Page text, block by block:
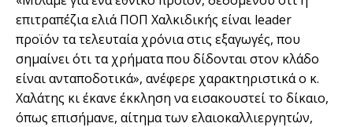
επιτραπέζια ελιά ΠΟΠ Χαλκιδικής είναι leader
προϊόν τα τελευταία χρόνια στις εξαγωγές, που
σημαίνει ότι τα χρήματα που δίδονται στον κλάδο
είναι ανταποδοτικά», ανέφερε χαρακτηριστικά ο κ.
Χαλάτης κι έκανε έκκληση να εισακουστεί το δίκαιο,
όπως επισήμανε, αίτημα των ελαιοκαλλιεργητών,